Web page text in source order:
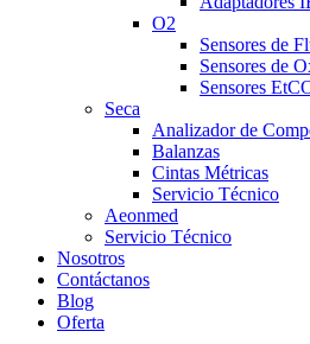
O2
Sensores de
Sensores de
Sensores
Seca
Analizador de
Balanzas
Cintas Métricas
Servicio Técnico
Aeonmed
Servicio Técnico
Nosotros
Contáctanos
Blog
Oferta